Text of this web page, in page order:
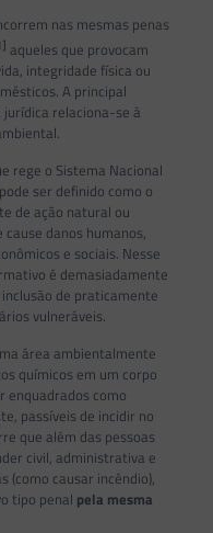
nas mesmas penas
aqueles que provocam
integridade física ou
A principal
relaciona-se à
rege o Sistema Nacional
ser definido como o
de ação natural ou
danos humanos,
e sociais. Nesse
é demasiadamente
de praticamente
vulneráveis.
área ambientalmente
químicos em um corpo
como
passíveis de incidir no
que além das pessoas
civil, administrativa e
(como causar incêndio),
tipo penal pela mesma